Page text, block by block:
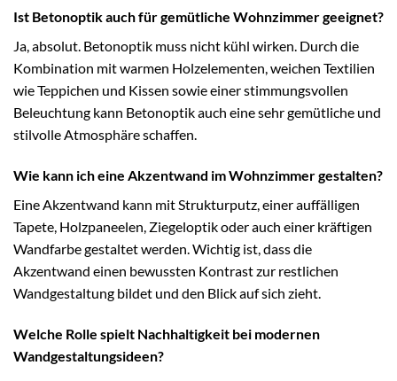
Ist Betonoptik auch für gemütliche Wohnzimmer geeignet?
Ja, absolut. Betonoptik muss nicht kühl wirken. Durch die
Kombination mit warmen Holzelementen, weichen Textilien
wie Teppichen und Kissen sowie einer stimmungsvollen
Beleuchtung kann Betonoptik auch eine sehr gemütliche und
stilvolle Atmosphäre schaffen.
Wie kann ich eine Akzentwand im Wohnzimmer gestalten?
Eine Akzentwand kann mit Strukturputz, einer auffälligen
Tapete, Holzpaneelen, Ziegeloptik oder auch einer kräftigen
Wandfarbe gestaltet werden. Wichtig ist, dass die
Akzentwand einen bewussten Kontrast zur restlichen
Wandgestaltung bildet und den Blick auf sich zieht.
Welche Rolle spielt Nachhaltigkeit bei modernen
Wandgestaltungsideen?